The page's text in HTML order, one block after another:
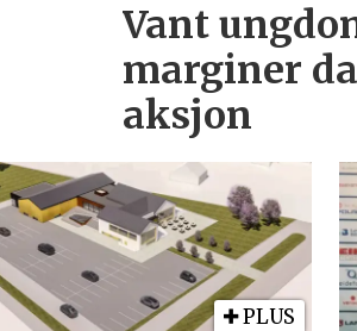
Vant
marginer
aksjon
PLUS